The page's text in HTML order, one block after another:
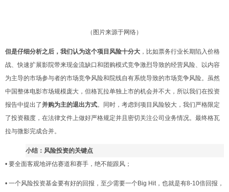
（图片来源于网络）
但是仔细分析之后，我们认为这个项目风险十分大 ，比如票务行业长期陷入价格
战、快速扩展影院带来现金流缺口和团购模式竞争激烈导致的经营风险、以内容
为主导的市场参与者的市场竞争风险和院线自有系统导致的市场竞争风险。虽然
中国整体电影市场规模庞大，但格瓦拉单独上市的机会并不大，所以我们在投资
报告中提出 了并购为主的退出方式。同时，考虑到项目风险较大，我们严格限定
了投资额度，在法律文件上做好严格规定并且密切关注公司业务情况。最终格瓦
拉与微影完成合并。
小结：风险投资的关键点
• 要全面客观地评估赛道和赛手，绝不能跟风；
• 一个风险投资基金要有好的回报，至少需要一个Big Hit，也就是有8-10倍回报，